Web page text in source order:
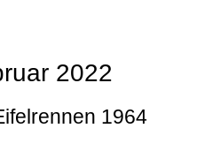
2022
1964